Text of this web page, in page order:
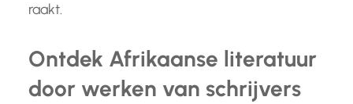
raakt.
Ontdek Afrikaanse literatuur
door werken van schrijvers